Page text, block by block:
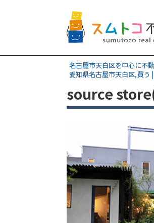
名古屋市天白区を中心に不
愛知県名古屋市天白区,買う
source